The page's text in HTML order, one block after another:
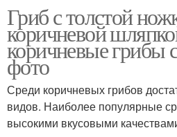
Гриб с толстой
коричневой
коричневые грибы
фото
Среди коричневых грибов
видов. Наиболее популярные
высокими вкусовыми